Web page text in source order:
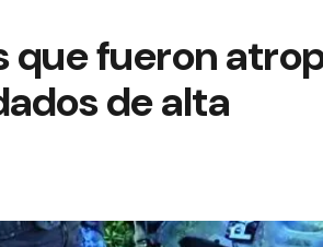
que fueron
de alta